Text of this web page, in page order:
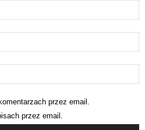
przez email.
przez email.